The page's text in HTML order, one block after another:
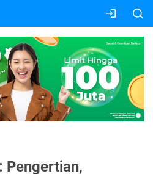
Pengertian,